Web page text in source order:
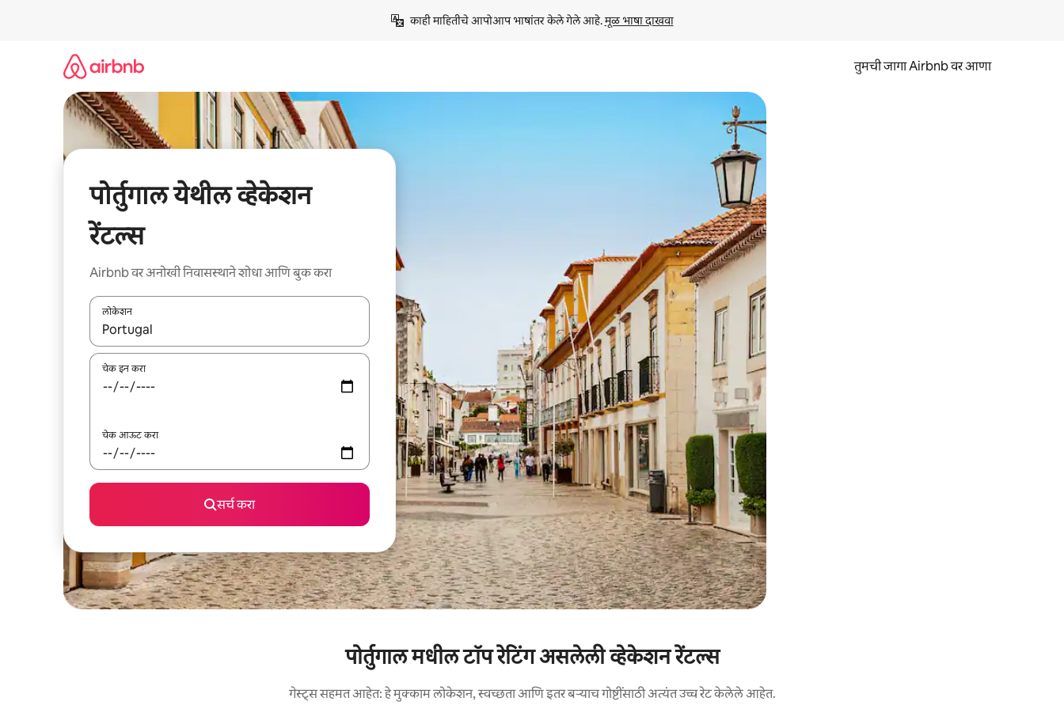
काही माहितीचे आपोआप भाषांतर केले गेले आहे. मूळ भाषा दाखवा
तुमची जागा Airbnb वर आणा
पोर्तुगाल येथील व्हेकेशन
रेंटल्स
Airbnb वर अनोखी निवासस्थाने शोधा आणि बुक करा
लोकेशन
जेव्हा परिणाम उपलब्ध असतील, तेव्हा वरच्या आणि खाली बाणांच्या किजसह नेव्हिगेट करा किंवा स्पर्शाने स्वाइप जेश्चर्स वापरून एक्सप्लोर करा.
चेक इन करा
चेक आऊट करा
सर्च करा
पोर्तुगाल मधील टॉप रेटिंग असलेली व्हेकेशन रेंटल्स
गेस्ट्स सहमत आहेत: हे मुक्काम लोकेशन, स्वच्छता आणि इतर बऱ्याच गोष्टींसाठी अत्यंत उच्च रेट केलेले आहेत.